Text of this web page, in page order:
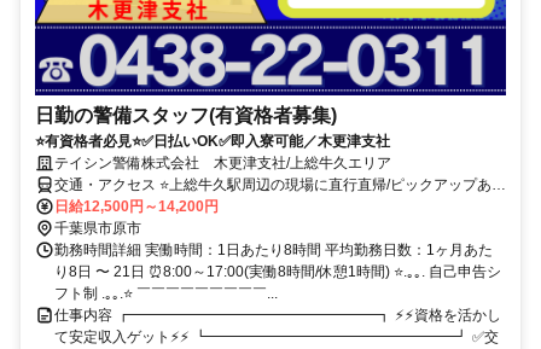
日勤の警備スタッフ(有資格者募集)
⭐有資格者必見⭐✅日払いOK✅即入寮可能／木更津支社
テイシン警備株式会社 木更津支社/上総牛久エリア
交通・アクセス ⭐上総牛久駅周辺の現場に直行直帰/ピックアップあ
り！移動の心配は不要です♪
日給12,500円～14,200円
千葉県市原市
勤務時間詳細 実働時間：1日あたり8時間 平均勤務日数：1ヶ月あた
り8日 〜 21日 ⏰8:00～17:00(実働8時間/休憩1時間) ⭐.｡｡. 自己申告シ
フト制 .｡｡.⭐ ￣￣￣￣￣￣￣￣￣...
仕事内容 ┏━━━━━━━━━━━━━━━━━┓ ⚡⚡資格を活かし
て安定収入ゲット⚡⚡ ┗━━━━━━━━━━━━━━━━━┛ ✅交